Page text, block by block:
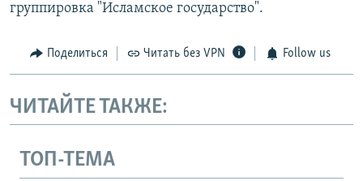
группировка "Исламское государство".
Поделиться Читать без VPN Follow us
ЧИТАЙТЕ ТАКЖЕ:
ТОП-ТЕМА